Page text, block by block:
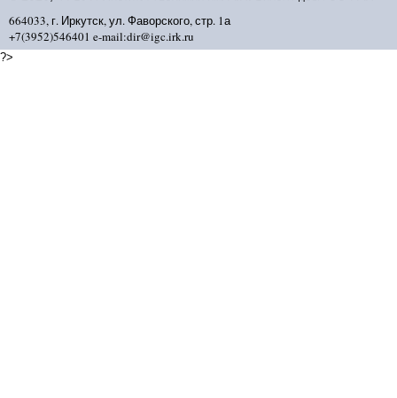
664033, г. Иркутск, ул. Фаворского, стр. 1а
+7(3952)546401 e-mail:dir@igc.irk.ru
?>